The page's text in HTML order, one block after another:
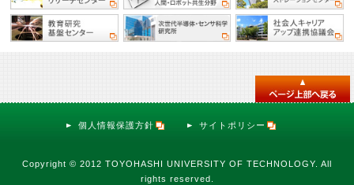
個人情報保護方針 サイトポリシー
Copyright © 2012 TOYOHASHI UNIVERSITY OF TECHNOLOGY. All
rights reserved.